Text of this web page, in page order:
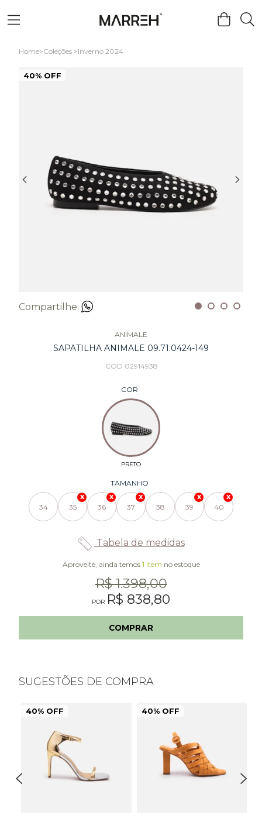
Home Coleções Inverno 2024
40% OFF
Compartilhe:
ANIMALE
SAPATILHA ANIMALE 09.71.0424-149
COD 02914938
COR
TAMANHO
34 35 36 37 38 39 40
Tabela de medidas
Aproveite, ainda temos 1 item no estoque
R$ 1.398,00
R$ 838,80
COMPRAR
SUGESTÕES DE COMPRA
40% OFF 40% OFF